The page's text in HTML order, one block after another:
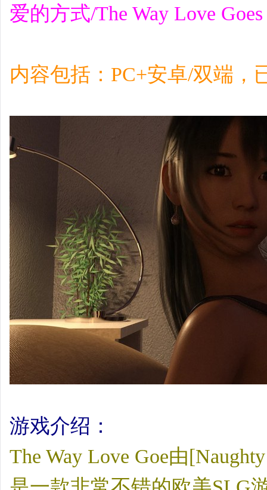
爱的方式/The Way Love
内容包括：PC+安卓/双端，
游戏介绍：
The Way Love Goe由